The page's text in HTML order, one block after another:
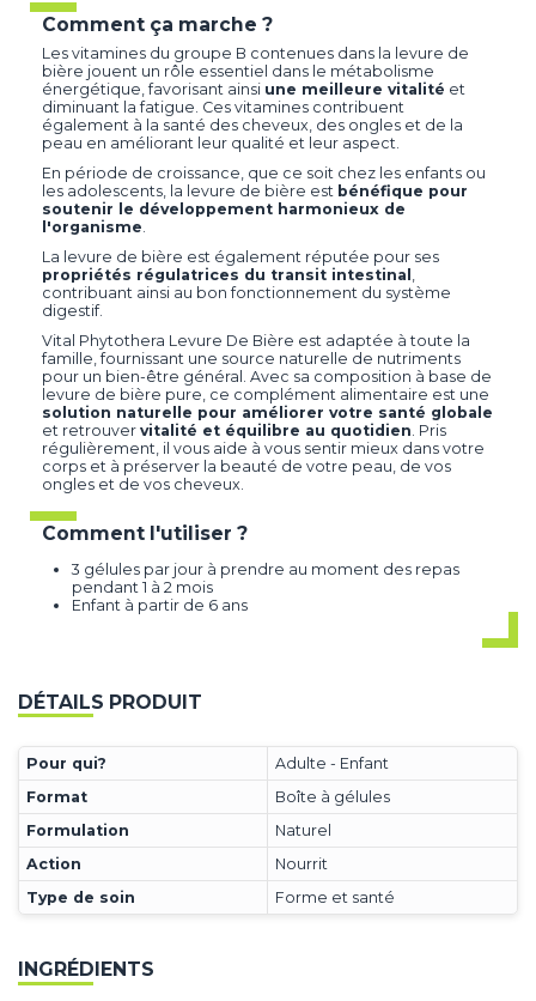
Comment ça marche ?
Les vitamines du groupe B contenues dans la levure de
bière jouent un rôle essentiel dans le métabolisme
énergétique, favorisant ainsi une meilleure vitalité et
diminuant la fatigue. Ces vitamines contribuent
également à la santé des cheveux, des ongles et de la
peau en améliorant leur qualité et leur aspect.
En période de croissance, que ce soit chez les enfants ou
les adolescents, la levure de bière est bénéfique pour
soutenir le développement harmonieux de
l'organisme
La levure de bière est également réputée pour ses
propriétés régulatrices du transit intestinal
contribuant ainsi au bon fonctionnement du système
digestif.
Vital Phytothera Levure De Bière est adaptée à toute la
famille, fournissant une source naturelle de nutriments
pour un bien-être général. Avec sa composition à base de
levure de bière pure, ce complément alimentaire est une
solution naturelle pour améliorer votre santé globale
et retrouver vitalité et équilibre au quotidien . Pris
régulièrement, il vous aide à vous sentir mieux dans votre
corps et à préserver la beauté de votre peau, de vos
ongles et de vos cheveux.
Comment l'utiliser ?
3 gélules par jour à prendre au moment des repas
pendant 1 à 2 mois
Enfant à partir de 6 ans
DÉTAILS PRODUIT
Pour qui?
Adulte - Enfant
Format
Boîte à gélules
Formulation
Naturel
Action
Nourrit
Type de soin
Forme et santé
INGRÉDIENTS